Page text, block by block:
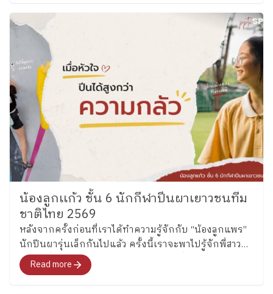
น้องลูกเเก้ว ชั้น 6 นักกีฬาปีนผาเยาวชนทีม
ชาติไทย 2569
หลังจากครั้งก่อนที่เราได้ทำความรู้จักกับ “น้องลูกแพร”
นักปีนผารุ่นเล็กกันไปแล้ว ครั้งนี้เราจะพาไปรู้จักพี่สาว
คนโต ซึ่งล่าสุดได้รับการคัดเลือกเป็นหนึ่งในนักกีฬาปีน
ผาเยาวชนทีมชาติไทย รุ่นอายุไม่เกิน 13 ปี ประเภท
Read more